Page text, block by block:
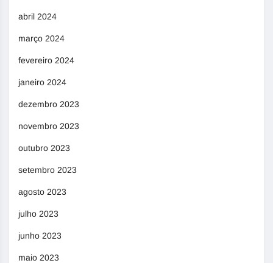
abril 2024
março 2024
fevereiro 2024
janeiro 2024
dezembro 2023
novembro 2023
outubro 2023
setembro 2023
agosto 2023
julho 2023
junho 2023
maio 2023